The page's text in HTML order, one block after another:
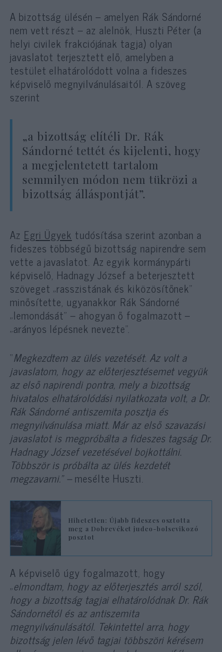
A bizottság ülésén – amelyen Rák Sándorné
nem vett részt – az alelnök, Huszti Péter (a
helyi civilek frakciójának tagja) olyan
javaslatot terjesztett elő, amelyben a
testület elhatárolódott volna a fideszes
képviselő megnyilvánulásaitól. A szöveg
szerint
„a bizottság elítéli Dr. Rák
Sándorné tettét és kijelenti, hogy
a megjelentetett tartalom
semmilyen módon nem tükrözi a
bizottság álláspontját”.
Az Egri Ügyek tudósítása szerint azonban a
fideszes többségű bizottság napirendre sem
vette a javaslatot. Az egyik kormánypárti
képviselő, Hadnagy József a beterjesztett
szöveget „rasszistának és kiközösítőnek”
minősítette, ugyanakkor Rák Sándorné
„lemondását” – ahogyan ő fogalmazott –
„arányos lépésnek nevezte”.
“Megkezdtem az ülés vezetését. Az volt a
javaslatom, hogy az előterjesztésemet vegyük
az első napirendi pontra, mely a bizottság
hivatalos elhatárolódási nyilatkozata volt, a Dr.
Rák Sándorné antiszemita posztja és
megnyilvánulása miatt. Már az első szavazási
javaslatot is megpróbálta a fideszes tagság Dr.
Hadnagy József vezetésével bojkottálni.
Többször is próbálta az ülés kezdetét
megzavarni.” –mesélte Huszti.
Hihetetlen: Újabb fideszes osztotta
meg a Dobrevéket judeo-bolsevikozó
posztot
A képviselő úgy fogalmazott, hogy
„elmondtam, hogy az előterjesztés arról szól,
hogy a bizottság tagjai elhatárolódnak Dr. Rák
Sándornétól és az antiszemita
megnyilvánulásától. Tekintettel arra, hogy
bizottság jelen lévő tagjai többszöri kérésem